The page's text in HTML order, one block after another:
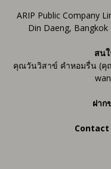
ARIP Public Company
Din Daeng, Bangkok
สน
คุณวันวิสาข์ คำหอมรื่น (คุ
ฝาก
Contact